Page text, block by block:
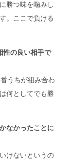
勝つ味を噛みし
。ここで負ける
性の良い相手で
うちが組み合わ
何としてでも勝
なかったことに
けないというの